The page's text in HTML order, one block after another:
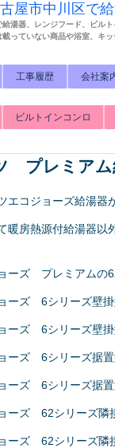
屋市中川区で
湯器、レンジフード、ビル
載っていない商品や浴室、キ
工事履歴 会社案
ビルトインコンロ
プレミアム
エコジョーズ給湯器
暖房熱源付給湯器以
ーズ プレミアムの
ーズ 6シリーズ壁
ーズ 6シリーズ壁
ーズ 6シリーズ据
ーズ 6シリーズ据
ーズ 62シリーズ隣
ーズ 62シリーズ隣